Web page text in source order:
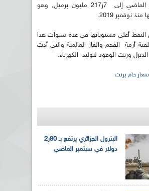
برميل الأسبوع الماضي إلى 7ر217 مليون برميل, وهو
نوفمبر 2019.
أعلى مستوياتها في عدة سنوات هذا
أزمة الفحم والغاز العالمية والتي أدت
وزيت الوقود لتوليد الكهرباء.
خام برنت
البترول الجزائري يرتفع بـ 80ر2
دولار في سبتمبر الماضي